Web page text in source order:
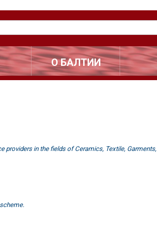
О БАЛТИИ
providers in the fields of Ceramics, Textile, Garments,